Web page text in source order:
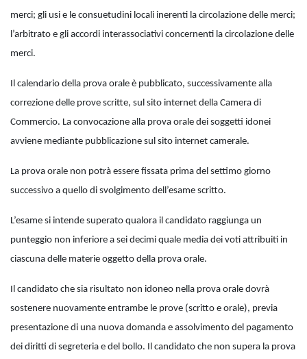
merci; gli usi e le consuetudini locali inerenti la circolazione delle merci;
l’arbitrato e gli accordi interassociativi concernenti la circolazione delle
merci.
Il calendario della prova orale è pubblicato, successivamente alla
correzione delle prove scritte, sul sito internet della Camera di
Commercio. La convocazione alla prova orale dei soggetti idonei
avviene mediante pubblicazione sul sito internet camerale.
La prova orale non potrà essere fissata prima del settimo giorno
successivo a quello di svolgimento dell’esame scritto.
L’esame si intende superato qualora il candidato raggiunga un
punteggio non inferiore a sei decimi quale media dei voti attribuiti in
ciascuna delle materie oggetto della prova orale.
Il candidato che sia risultato non idoneo nella prova orale dovrà
sostenere nuovamente entrambe le prove (scritto e orale), previa
presentazione di una nuova domanda e assolvimento del pagamento
dei diritti di segreteria e del bollo. Il candidato che non supera la prova